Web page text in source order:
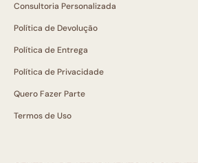
Consultoria Personalizada
Política de Devolução
Política de Entrega
Política de Privacidade
Quero Fazer Parte
Termos de Uso